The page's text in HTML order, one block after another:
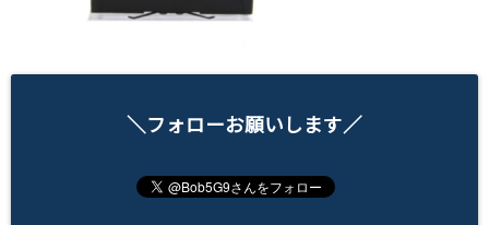
＼フォローお願いします／